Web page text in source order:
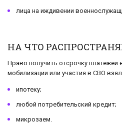
лица на иждивении
НА ЧТО
Право получить отсрочку платежей
мобилизации или участия в СВО
ипотеку;
любой потребительский кредит;
микрозаем.